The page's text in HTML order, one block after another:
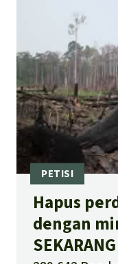
Hapus
dengan
SEKARANG